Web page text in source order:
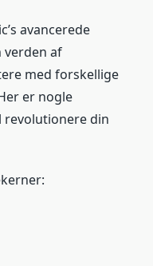
avancerede
verden af
med forskellige
er nogle
din